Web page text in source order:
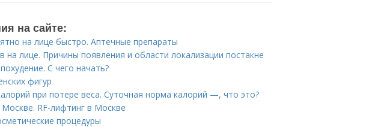
на сайте:
на лице быстро. Аптечные препараты
на лице. Причины появления и области локализации постакне
С чего начать?
фигур
при потере веса. Суточная норма калорий —, что это?
RF-лифтинг в Москве
процедуры